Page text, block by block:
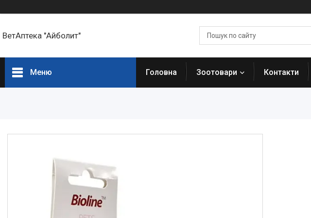
ВетАптека "Айболит"
Меню Головна Зоотовари Контакти